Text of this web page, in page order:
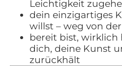
Leichtigkeit
dein einzigartiges
willst – weg von der
bereit bist, wirklich
dich, deine Kunst
zurückhält